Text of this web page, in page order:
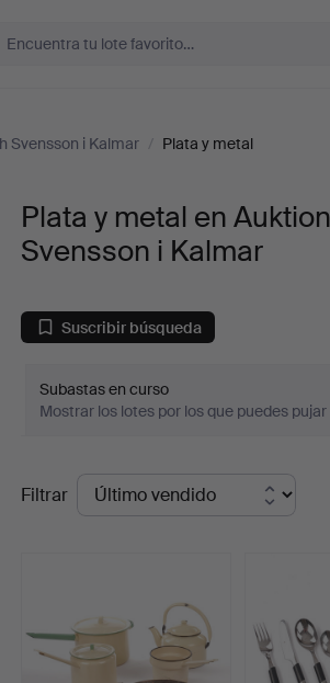
Svensson i Kalmar / Plata y metal
Plata y metal en
Svensson i Kalmar
Suscribir búsqueda
Subastas en curso
Mostrar los lotes por los que puedes pujar
Precios
de
Filtrar